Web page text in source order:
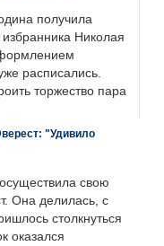
получила
Николая
расписались.
торжество пара
"Удивило
свою
Она делилась, с
столкнуться
оказался